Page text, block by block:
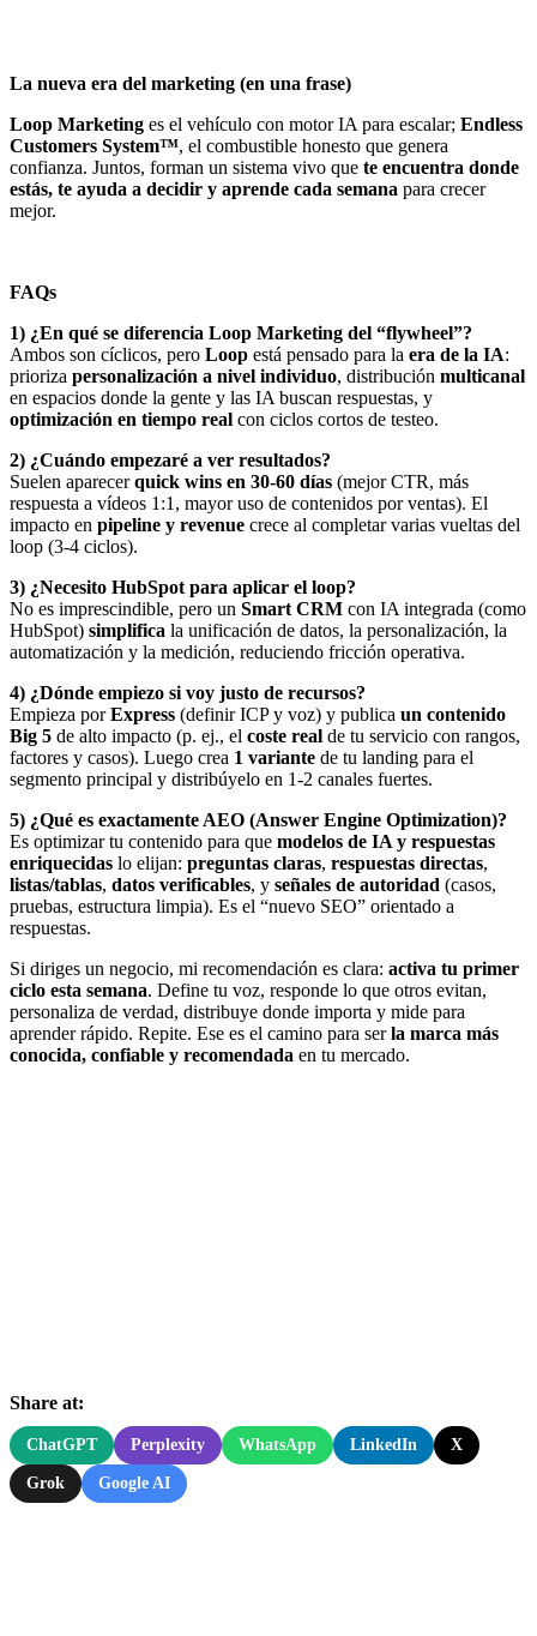
La nueva era del marketing (en una frase)
Loop Marketing es el vehículo con motor IA para escalar; Endless
Customers System™, el combustible honesto que genera
confianza. Juntos, forman un sistema vivo que te encuentra donde
estás, te ayuda a decidir y aprende cada semana para crecer
mejor.
FAQs
1) ¿En qué se diferencia Loop Marketing del “flywheel”?
Ambos son cíclicos, pero Loop está pensado para la era de la IA:
prioriza personalización a nivel individuo, distribución multicanal
en espacios donde la gente y las IA buscan respuestas, y
optimización en tiempo real con ciclos cortos de testeo.
2) ¿Cuándo empezaré a ver resultados?
Suelen aparecerquick wins en 30-60 días (mejor CTR, más
respuesta a vídeos 1:1, mayor uso de contenidos por ventas). El
impacto en pipeline y revenue crece al completar varias vueltas del
loop (3-4 ciclos).
3) ¿Necesito HubSpot para aplicar el loop?
No es imprescindible, pero un Smart CRM con IA integrada (como
HubSpot) simplifica la unificación de datos, la personalización, la
automatización y la medición, reduciendo fricción operativa.
4) ¿Dónde empiezo si voy justo de recursos?
Empieza porExpress (definir ICP y voz) y publica un contenido
Big 5 de alto impacto (p. ej., el coste real de tu servicio con rangos,
factores y casos). Luego crea 1 variante de tu landing para el
segmento principal y distribúyelo en 1-2 canales fuertes.
5) ¿Qué es exactamente AEO (Answer Engine Optimization)?
Es optimizar tu contenido para que modelos de IA y respuestas
enriquecidas lo elijan: preguntas claras, respuestas directas,
listas/tablas, datos verificables, y señales de autoridad (casos,
pruebas, estructura limpia). Es el “nuevo SEO” orientado a
respuestas.
Si diriges un negocio, mi recomendación es clara: activa tu primer
ciclo esta semana. Define tu voz, responde lo que otros evitan,
personaliza de verdad, distribuye donde importa y mide para
aprender rápido. Repite. Ese es el camino para serla marca más
conocida, confiable y recomendada en tu mercado.
Share at:
ChatGPT Perplexity WhatsApp LinkedIn X
Grok Google AI